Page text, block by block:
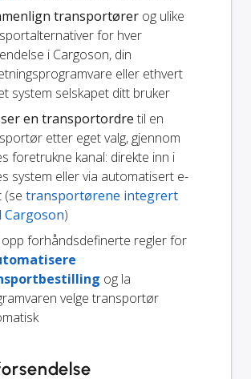
transportører og ulike
for hver
i Cargoson, din
eller ethvert
system selskapet ditt bruker
en transportordre til en
etter eget valg, gjennom
foretrukne kanal: direkte inn i
system eller via automatisert e-
(se transportørene integrert
Cargoson)
opp forhåndsdefinerte regler for
og la
velge transportør